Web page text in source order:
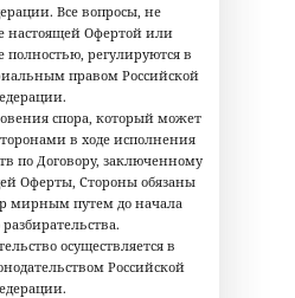
Все вопросы, не
настоящей Офертой или
регулируются в
правом Российской
спора, который может
в ходе исполнения
по Договору, заключенному
Оферты, Стороны обязаны
мирным путем до начала
разбирательства.
осуществляется в
Российской